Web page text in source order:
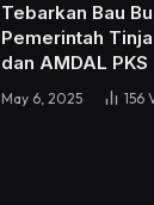
Tebarkan Bau
Pemerintah
dan AMDAL
May 6, 2025 156